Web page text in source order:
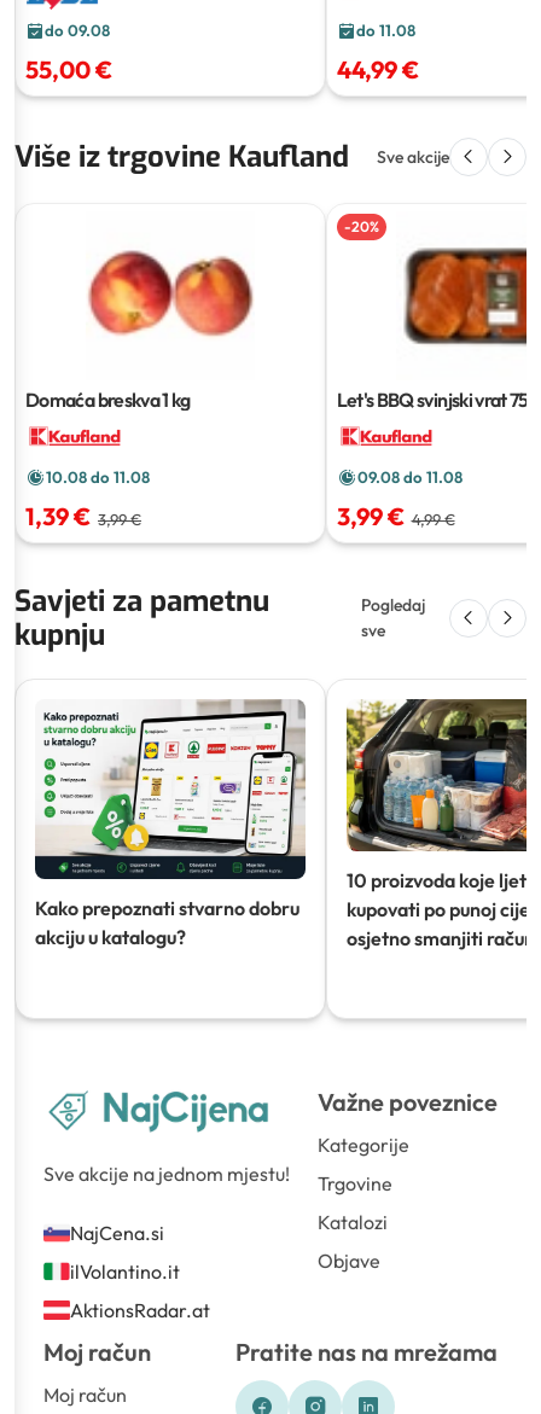
do 09.08
55,00 €
do 11.08
44,99 €
Više iz trgovine Kaufland Sve akcije
Domaća breskva1 kg
10.08 do 11.08
1,39 € 3,99 €
-20%
Let's BBQ svinjski vrat
09.08 do 11.08
3,99 € 4,99 €
Savjeti za pametnu
kupnju
Pogledaj
sve
Kako prepoznati stvarno dobru
akciju u katalogu?
10 proizvoda koje ljeti
kupovati po punoj
osjetno smanjiti račun)
Sve akcije na jednom mjestu!
NajCena.si
ilVolantino.it
AktionsRadar.at
Važne poveznice
Kategorije
Trgovine
Katalozi
Objave
Moj račun
Moj račun
Pratite nas na mrežama